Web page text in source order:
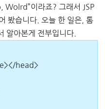
Wolrd”이라죠? 그래서 JSP
봤습니다. 오늘 한 일은, 톰
알아본게 전부입니다.
head>